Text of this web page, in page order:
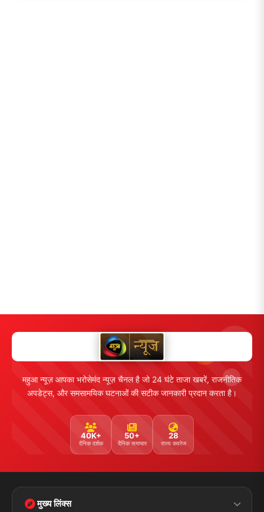
महुआ न्यूज़ आपका भरोसेमंद न्यूज़ चैनल है जो 24 घंटे ताजा खबरें, राजनीतिक
अपडेट्स, और समसामयिक घटनाओं की सटीक जानकारी प्रदान करता है।
40K+
दैनिक दर्शक
50+
दैनिक समाचार
28
राज्य कवरेज
मुख्य लिंक्स